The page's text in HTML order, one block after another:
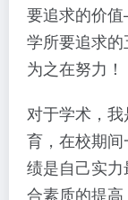
要追求的价
学所要追求
为之在努力！
对于学术，
育，在校期
绩是自己实
合素质的提